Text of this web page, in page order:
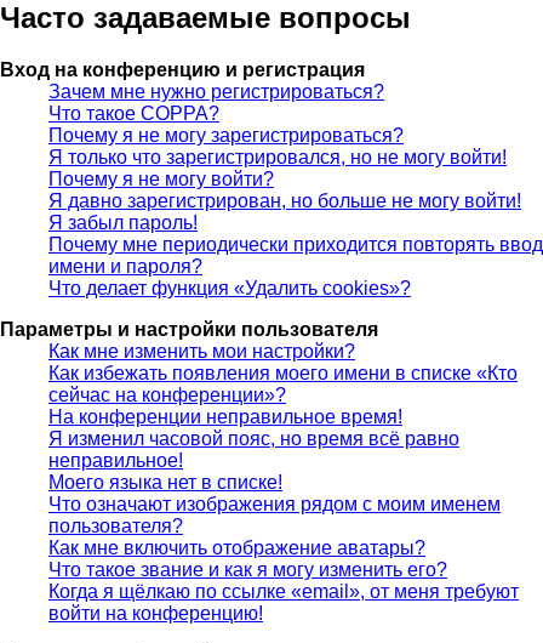
Часто задаваемые вопросы
Вход на конференцию и регистрация
Зачем мне нужно регистрироваться?
Что такое COPPA?
Почему я не могу зарегистрироваться?
Я только что зарегистрировался, но не могу войти!
Почему я не могу войти?
Я давно зарегистрирован, но больше не могу войти!
Я забыл пароль!
Почему мне периодически приходится повторять ввод
имени и пароля?
Что делает функция «Удалить cookies»?
Параметры и настройки пользователя
Как мне изменить мои настройки?
Как избежать появления моего имени в списке «Кто
сейчас на конференции»?
На конференции неправильное время!
Я изменил часовой пояс, но время всё равно
неправильное!
Моего языка нет в списке!
Что означают изображения рядом с моим именем
пользователя?
Как мне включить отображение аватары?
Что такое звание и как я могу изменить его?
Когда я щёлкаю по ссылке «email», от меня требуют
войти на конференцию!